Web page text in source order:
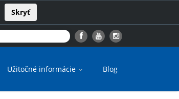
Skryť
Užitočné informácie Blog